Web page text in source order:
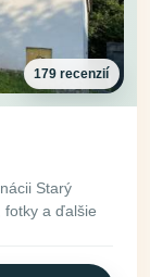
179 recenzií
Starý
fotky a ďalšie